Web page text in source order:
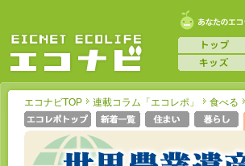
エコナビTOP 連載コラム「エコレポ」 食べる